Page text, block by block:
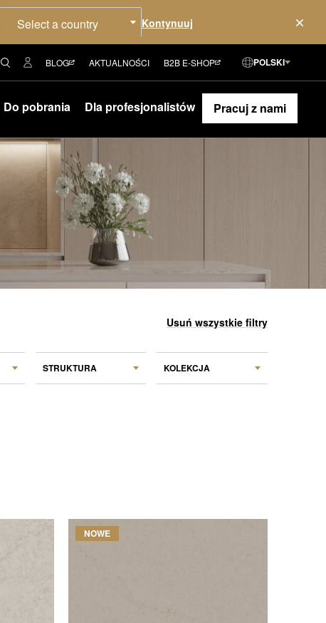
Select a country
BLOG AKTUALNOŚCI B2B E-SHOP POLSKI
Do pobrania Dla profesjonalistów Pracuj z nami
Usuń wszystkie filtry
STRUKTURA KOLEKCJA
NOWE